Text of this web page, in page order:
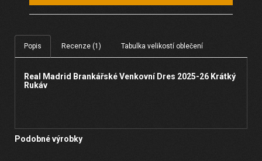
Popis Recenze (1) Tabulka velikostí oblečení
Real Madrid Brankářské Venkovní Dres 2025-26 Krátký
Rukáv
Podobné výrobky